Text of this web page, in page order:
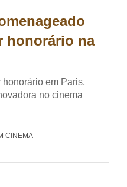
honorário na
em Paris,
no cinema
CINEMA